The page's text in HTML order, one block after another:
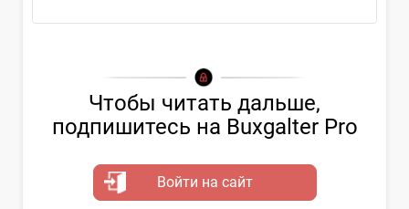
Чтобы читать дальше,
подпишитесь на Buxgalter Pro
Войти на сайт